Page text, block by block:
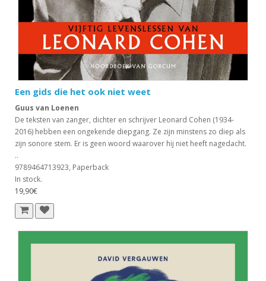
Een gids die het ook niet weet
Guus van Loenen
De teksten van zanger, dichter en schrijver Leonard Cohen (1934-
2016) hebben een ongekende diepgang. Ze zijn minstens zo diep als
zijn sonore stem. Er is geen woord waarover hij niet heeft nagedacht.
..
9789464713923, Paperback
In stock.
19,90€